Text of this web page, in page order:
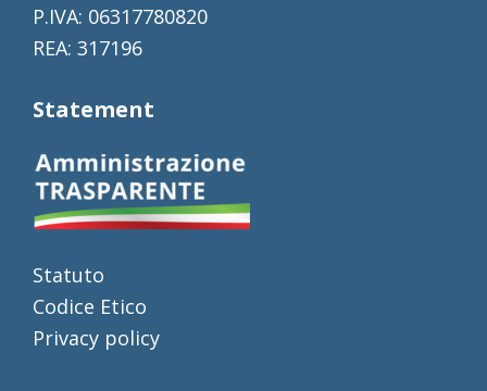
P.IVA: 06317780820
REA: 317196
Statement
Statuto
Codice Etico
Privacy policy